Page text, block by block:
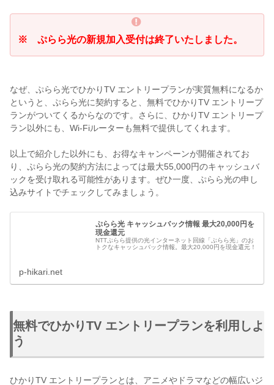
※ ぷらら光の新規加入受付は終了いたしました。
なぜ、ぷらら光でひかりTV エントリープランが実質無料になるか
というと、ぷらら光に契約すると、無料でひかりTV エントリープ
ランがついてくるからなのです。
さらに、ひかりTV エントリープ
ラン以外にも、Wi-Fiルーターも無料で提供してくれます。
以上で紹介した以外にも、お得なキャンペーンが開催されてお
り、ぷらら光の契約方法によっては最大55,000円のキャッシュバ
ックを受け取れる可能性があります。ぜひ一度、ぷらら光の申し
込みサイトでチェックしてみましょう。
ぷらら光 キャッシュバック情報 最大20,000円を
現金還元
NTTぷらら提供の光インターネット回線「ぷらら光」のお
トクなキャッシュバック情報。最大20,000円を現金還元！
p-hikari.net
無料でひかりTV エントリープランを利用しよ
う
ひかりTV エントリープランとは、アニメやドラマなどの幅広いジ